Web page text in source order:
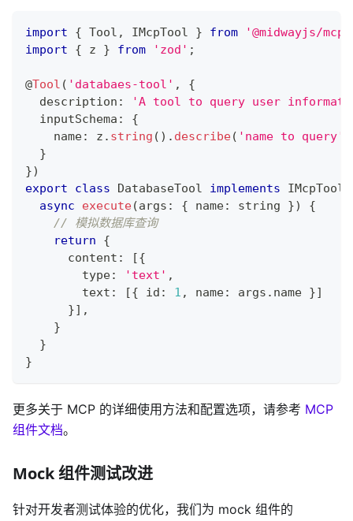
import { Tool , IMcpTool } from '@midwayjs/mcp'
import
{ z } from 'zod' ;
@Tool ( 'databaes-tool' ,
{
  description
:
'A tool to query user
  inputSchema
:
{
    name
: z . string ( ) . describe( 'name to query'
}
})
export
class DatabaseTool implements
IMcpTool
async
execute(args : { name: string })
{
// 模拟数据库查询
return
{
      content
: [{
        type
: 'text' ,
        text
: [{ id : 1 , name: args . name }]
}] ,
}
}
}
更多关于 MCP 的详细使用方法和配置选项，请参考 MCP
组件文档。
Mock 组件测试改进
针对开发者测试体验的优化，我们为 mock 组件的